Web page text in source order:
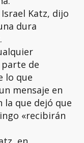
Katz, dijo
dura
de
lo que
mensaje en
la que dejó que
«recibirán